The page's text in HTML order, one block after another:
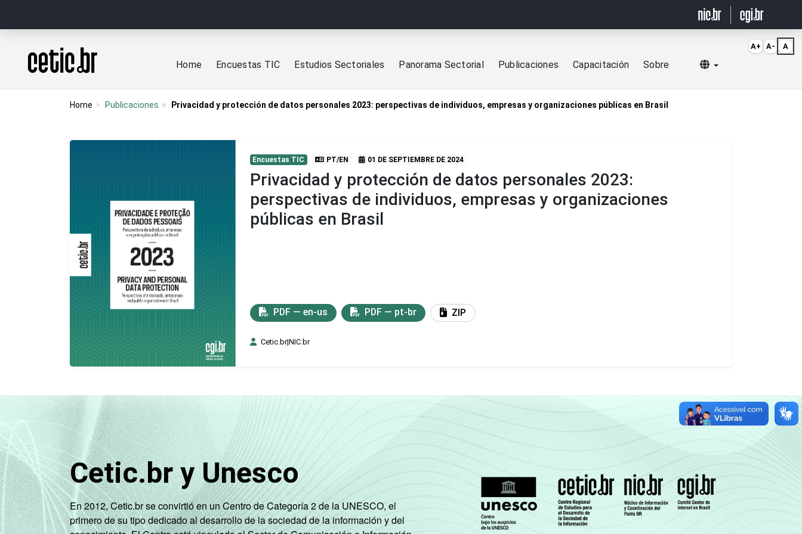
Página inicial
Home Encuestas TIC Estudios Sectoriales Panorama Sectorial Publicaciones Capacitación Sobre Selecionar idioma
Home Publicaciones Privacidad y protección de datos personales 2023: perspectivas de individuos, empresas y organizaciones públicas en Brasil
Encuestas TIC PT/EN 01 DE SEPTIEMBRE DE 2024
Privacidad y protección de datos personales 2023:
perspectivas de individuos, empresas y organizaciones
públicas en Brasil
PDF — en-us PDF — pt-br ZIP
Cetic.br|NIC.br
Cetic.br y Unesco
En 2012, Cetic.br se convirtió en un Centro de Categoría 2 de la UNESCO, el
primero de su tipo dedicado al desarrollo de la sociedad de la información y del
A+ A- A